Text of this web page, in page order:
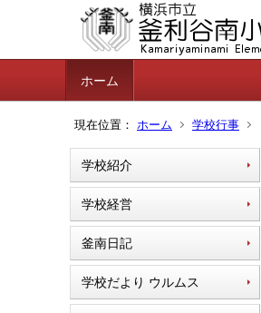
ホーム
現在位置： ホーム 学校行事
学校紹介
学校経営
釜南日記
学校だより ウルムス